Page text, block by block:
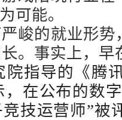
可能。
峻的就业形
。事实上，早
院指导的《腾
，在公布的数
技运营师”被